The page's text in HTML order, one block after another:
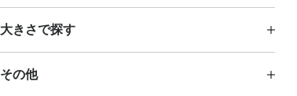
大きさで探す
その他